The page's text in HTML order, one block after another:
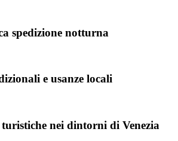
spedizione notturna
e usanze locali
nei dintorni di Venezia